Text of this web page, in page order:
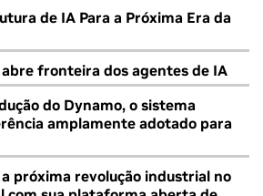
de IA Para a Próxima Era da
abre fronteira dos agentes de IA
do Dynamo, o sistema
amplamente adotado para
próxima revolução industrial no